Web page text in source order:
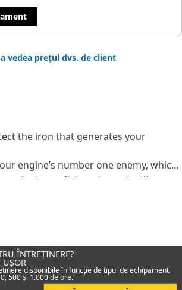
vedea prețul dvs. de client
the iron that generates your
engine’s number one enemy, which
protect your Cat equipment with
Cat Standard Efficiency
increased engine protection
life and exceptional filtration, Cat
friendly and cost
to the exact specifications of your Cat
ÎNTREȚINERE?
disponibile în funcție de tipul de echipament,
500 și 1.000 de ore.